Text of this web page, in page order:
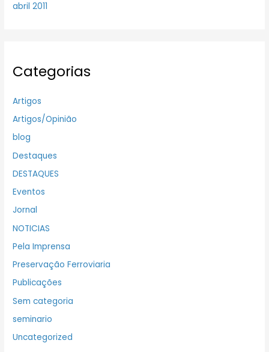
abril 2011
Categorias
Artigos
Artigos/Opinião
blog
Destaques
DESTAQUES
Eventos
Jornal
NOTICIAS
Pela Imprensa
Preservação Ferroviaria
Publicações
Sem categoria
seminario
Uncategorized